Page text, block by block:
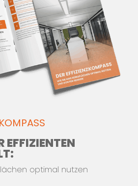
MONTAGE DER
GU, ALLE
AUS EINER HAND
EFFIZIENTEN
optimal nutzen